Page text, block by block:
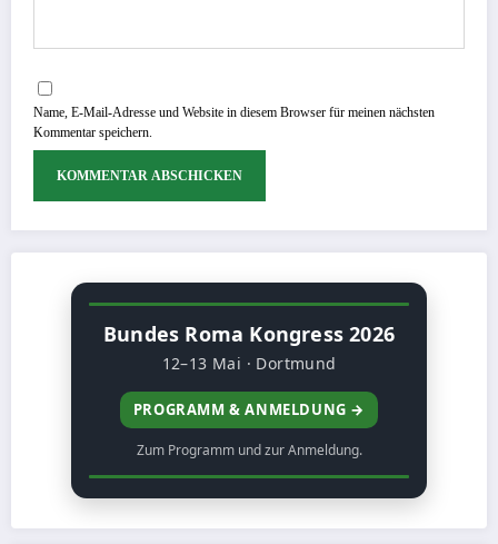
Name, E-Mail-Adresse und Website in diesem Browser für meinen nächsten
Kommentar speichern.
Bundes Roma Kongress 2026
12–13 Mai · Dortmund
PROGRAMM & ANMELDUNG →
Zum Programm und zur Anmeldung.